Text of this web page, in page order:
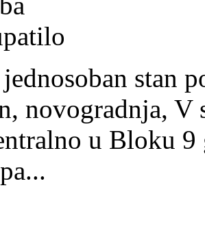
stan
novogradnja,
u Bloku